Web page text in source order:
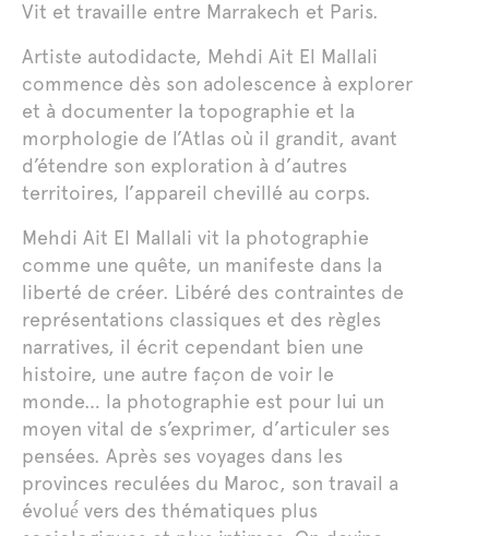
Vit et travaille entre Marrakech et Paris.
Artiste autodidacte, Mehdi Ait El Mallali
commence dès son adolescence à explorer
et à documenter la topographie et la
morphologie de l’Atlas où il grandit, avant
d’étendre son exploration à d’autres
territoires, l’appareil chevillé au corps.
Mehdi Ait El Mallali vit la photographie
comme une quête, un manifeste dans la
liberté de créer. Libéré des contraintes de
représentations classiques et des règles
narratives, il écrit cependant bien une
histoire, une autre façon de voir le
monde… la photographie est pour lui un
moyen vital de s’exprimer, d’articuler ses
pensées. Après ses voyages dans les
provinces reculées du Maroc, son travail a
évolué́ vers des thématiques plus